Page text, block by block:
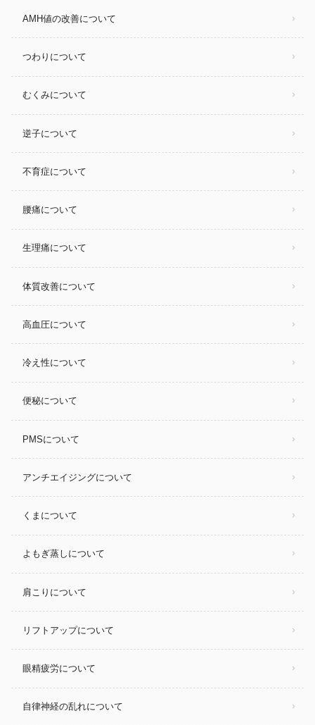
AMH値の改善について
つわりについて
むくみについて
逆子について
不育症について
腰痛について
生理痛について
体質改善について
高血圧について
冷え性について
便秘について
PMSについて
アンチエイジングについて
くまについて
よもぎ蒸しについて
肩こりについて
リフトアップについて
眼精疲労について
自律神経の乱れについて